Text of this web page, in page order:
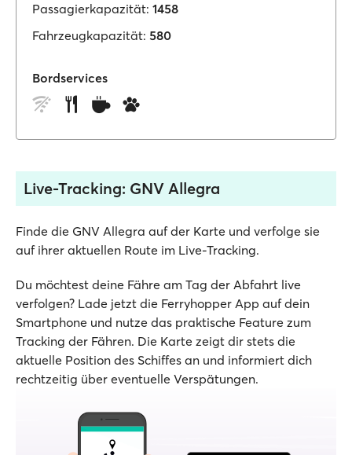
Passagierkapazität: 1458
Fahrzeugkapazität: 580
Bordservices
Live-Tracking: GNV Allegra
Finde die GNV Allegra auf der Karte und verfolge sie
auf ihrer aktuellen Route im Live-Tracking.
Du möchtest deine Fähre am Tag der Abfahrt live
verfolgen? Lade jetzt die Ferryhopper App auf dein
Smartphone und nutze das praktische Feature zum
Tracking der Fähren. Die Karte zeigt dir stets die
aktuelle Position des Schiffes an und informiert dich
rechtzeitig über eventuelle Verspätungen.